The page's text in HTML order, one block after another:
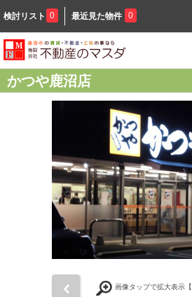
検討リスト 0 最近見た物件 0
かつや鹿沼店
画像タップで拡大表示【